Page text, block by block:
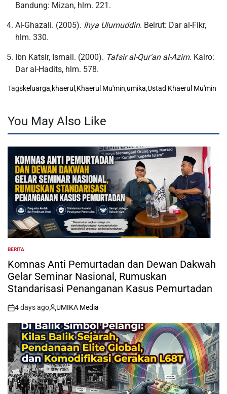
Bandung: Mizan, hlm. 221.
Al-Ghazali. (2005). Ihya Ulumuddin. Beirut: Dar al-Fikr,
hlm. 330.
Ibn Katsir, Ismail. (2000). Tafsir al-Qur’an al-Azim. Kairo:
Dar al-Hadits, hlm. 578.
Tagskeluarga,khaerul ,Khaerul Mu'min,umika,Ustad Khaerul Mu'min
You May Also Like
POSTED
IN
BERITA
Komnas Anti Pemurtadan dan Dewan Dakwah
Gelar Seminar Nasional, Rumuskan
Standarisasi Penanganan Kasus Pemurtadan
on
4 days ago
Posted
by
UMIKA Media